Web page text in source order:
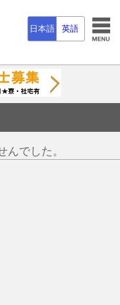
日本語 英語
んでした。